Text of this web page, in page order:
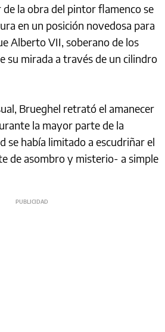
la obra del pintor flamenco se
en un posición novedosa para
Alberto VII, soberano de los
su mirada a través de un cilindro
Brueghel retrató el amanecer
la mayor parte de la
se había limitado a escudriñar el
de asombro y misterio- a simple